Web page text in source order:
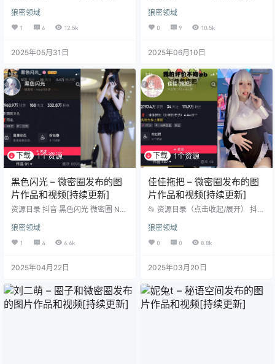
[2024.2.14] 抖音 多肉小野猫 微密
圈 NO.044期 【5V】 抖音 多肉小野
猫 微密圈 NO.043期 【4P3V】 [20
NO.042期 【8P2V】 抖音 多肉小野
11.20] 抖音 多肉小野猫 …
狼密领域
1 6 12.5k
2025年05月31日
V】 抖音 阿尔卑出色小狗子 微密圈
NO.061期【1P3V】 抖音 阿尔卑出
色小狗子 微密圈NO.060期【17P】
59期【39P】 抖音 阿尔卑出色小狗
音 阿尔卑出色小狗子 微密圈NO.05
4期【16P1V】 抖音 阿尔卑出色小
狗子…
狼密领域
0 9 10.5k
2025年06月10日
下载 1个资源
黑色闪光 – 微密圈发布的图
片作品和视频[持续更新]
资源目录 抖音 黑色闪光 微密圈 NO.
圈 NO.002期 【12P】 抖音 黑色闪
光 微密圈 NO.003期 【32P】 抖音
黑色闪光 微密圈 NO.004期 【33
期 【47P】 抖音 黑色闪光 微密圈 N
密圈 NO.007期 【20P2V】 抖音 黑
色闪光 微密圈…
狼密领域
1 4 6.6k
2025年04月22日
下载 1个资源
佳佳拖把 – 微密圈发布的图
片作品和视频[持续更新]
📂 资源目录（点击收起/展开） 抖音
13V】 抖音 佳佳拖把 微密圈 NO.00
2期 【136P13V】 抖音 佳佳拖把 微
密圈 NO.003期 【108P10V】 抖音
5V】 抖音 佳佳拖把 微密圈 NO.005
密圈 NO.006期 【113P1V】 抖音
佳佳拖…
狼密领域
0 0 8.8k
2025年03月20日